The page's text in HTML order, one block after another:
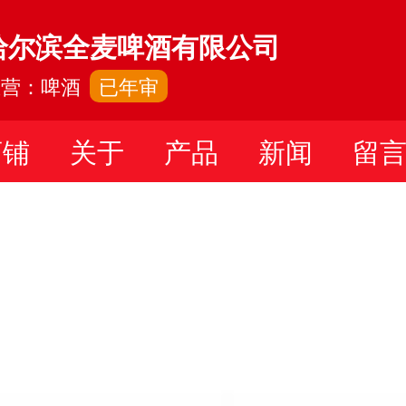
尔滨全麦啤酒有限公司
：啤酒 已年审
关于 产品 新闻 留言